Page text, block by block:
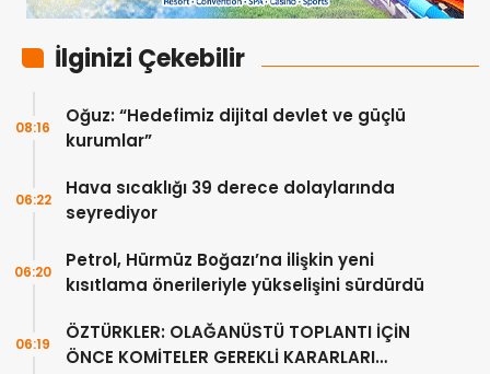
İlginizi Çekebilir
Oğuz: “Hedefimiz dijital devlet ve güçlü
kurumlar”
08:16
Hava sıcaklığı 39 derece dolaylarında
seyrediyor
06:22
Petrol, Hürmüz Boğazı’na ilişkin yeni
kısıtlama önerileriyle yükselişini sürdürdü
06:20
ÖZTÜRKLER: OLAĞANÜSTÜ TOPLANTI İÇİN
ÖNCE KOMİTELER GEREKLİ KARARLARI
06:19